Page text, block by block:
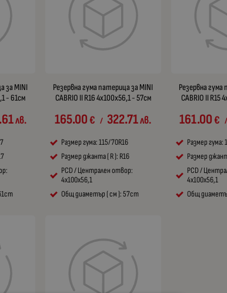
за MINI
- 61см
лв.
Резервна гума патерица за MINI
CABRIO II R16 4x100x56,1 - 57см
165.00€ / 322.71лв.
Размер гума: 115/70R16
Размер джанта ( R ): R16
PCD / Централен отвор:
4x100x56,1
Общ диаметър ( см ): 57cm
Резервна гума
CABRIO II R15
161.00€ /
Размер гума:
Размер
PCD /
4x100x56,1
Общ